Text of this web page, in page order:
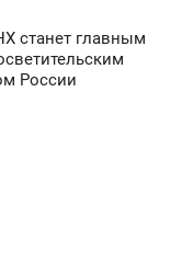
станет главным
России